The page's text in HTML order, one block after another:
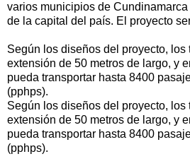
varios municipios de
de la capital del país. El proyecto
Según los diseños del proyecto, los
extensión de 50 metros de largo, y
pueda transportar hasta 8400
(pphps).
Según los diseños del proyecto, los
extensión de 50 metros de largo, y
pueda transportar hasta 8400
(pphps).